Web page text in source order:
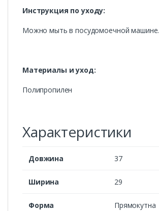
Инструкция по уходу:
Можно мыть в посудомоечной машине.
Материалы и уход:
Полипропилен
Характеристики
Довжина 37
Ширина 29
Форма Прямокутна